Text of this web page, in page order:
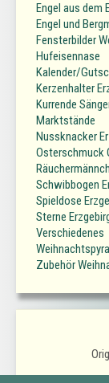
Engel aus dem
Engel und
Fensterbilder
Hufeisennase
Kalender/
Kerzenhalter
Kurrende
Marktstände
Nussknacker
Osterschmuck
Schwibbogen
Spieldose
Sterne
Verschiedenes
Zubehör